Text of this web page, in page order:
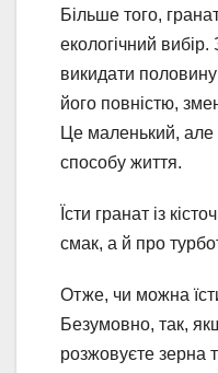
Більше того,
екологічний
викидати
його повністю,
Це маленький, але
способу життя.
Їсти гранат із
смак, а й про
Отже, чи можна
Безумовно, так,
розжовуєте зерна